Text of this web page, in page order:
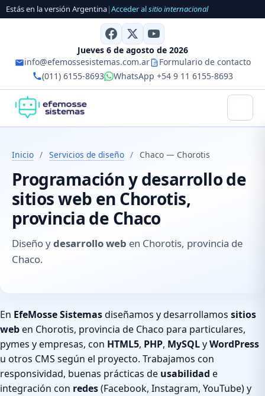
Estás en la versión Argentina|Acceder alsitio internacional
Jueves 6 de agosto de 2026
info@efemossesistemas.com.ar
Formulario de contacto
(011) 6155-8693
WhatsApp +54 9 11 6155-8693
Inicio / Servicios de diseño / Chaco — Chorotis
Programación y desarrollo de
sitios web en Chorotis,
provincia de Chaco
Diseño ydesarrollo web en Chorotis, provincia de
Chaco.
En EfeMosse Sistemasdiseñamos y desarrollamos sitios
weben Chorotis, provincia de Chaco para particulares,
pymes y empresas, con HTML5, PHP, MySQLyWordPress
u otros CMS según el proyecto. Trabajamos con
responsividad, buenas prácticas de usabilidad e
integración con redes(Facebook, Instagram, YouTube) y